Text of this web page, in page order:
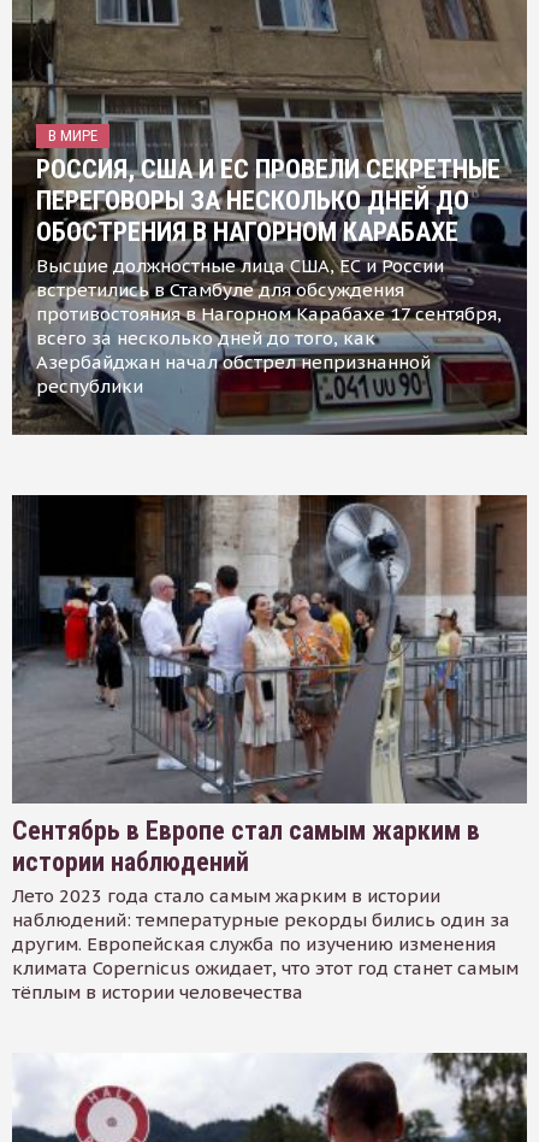
В МИРЕ
РОССИЯ, США И ЕС ПРОВЕЛИ СЕКРЕТНЫЕ
ПЕРЕГОВОРЫ ЗА НЕСКОЛЬКО ДНЕЙ ДО
ОБОСТРЕНИЯ В НАГОРНОМ КАРАБАХЕ
Высшие должностные лица США, ЕС и России
встретились в Стамбуле для обсуждения
противостояния в Нагорном Карабахе 17 сентября,
всего за несколько дней до того, как
Азербайджан начал обстрел непризнанной
республики
Сентябрь в Европе стал самым жарким в
истории наблюдений
Лето 2023 года стало самым жарким в истории
наблюдений: температурные рекорды бились один за
другим. Европейская служба по изучению изменения
климата Copernicus ожидает, что этот год станет самым
тёплым в истории человечества